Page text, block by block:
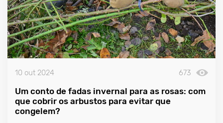
10 out 2024 673
Um conto de fadas invernal para as rosas: com
que cobrir os arbustos para evitar que
congelem?